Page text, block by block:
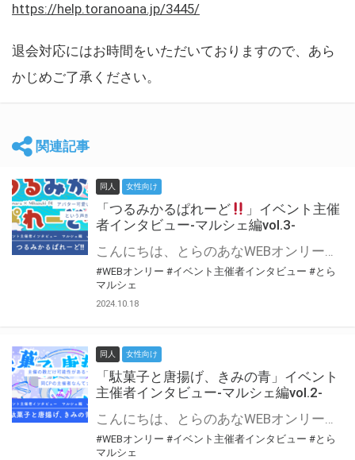
https://help.toranoana.jp/3445/
退会対応にはお時間をいただいておりますので、あら
かじめご了承ください。
関連記事
同人 女性向け
「つるみかるぱれーど
」イベント主催
者インタビュー-マルシェ編vol.3-
こんにちは、とらのあなWEBオンリー運営スタッフです。 新たにお届けする、イベント主催者インタビュー-マルシェ編-は、 とらのあなWEBオンリー「マルシェ」をご利用した主催様に 「マルシェ」を使って開催した感想や心がけをお聞きする企画です。 今回は、WEBオンリー初開催「つるみかるぱれーど
#WEBオンリー #イベント主催者インタビュー #とら
マルシェ
2024.10.18
同人 女性向け
「駄菓子と唐揚げ、きみの青」イベント
主催者インタビュー-マルシェ編vol.2-
こんにちは、とらのあなWEBオンリー運営スタッフです。 新たにお届けする、イベント主催者インタビュー-マルシェ編-は、 とらのあなWEBオンリー「マルシェ」をご利用の主催様に 「マルシェ」を使ってイベントを開催した感想や心がけをお聞きする企画です。 今回は、WEBオンリー初開催「駄菓子と唐揚げ、きみの青」より、 主催のぎこ六屋様にお話を伺いました。 協力：ぎこ六屋様／イベント公式Twitter（@krkgwks） とらのあなWEBオンリー「マルシェ」とは？ WEBオンリーでリアルタイムでコミュニケーションがとれるオンライン会場です。
#WEBオンリー #イベント主催者インタビュー #とら
マルシェ